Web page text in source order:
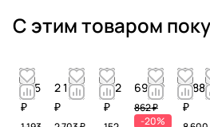
С этим товаром
955
₽
2 163
₽
122
₽
690 ₽
862 ₽
-20%
6
₽